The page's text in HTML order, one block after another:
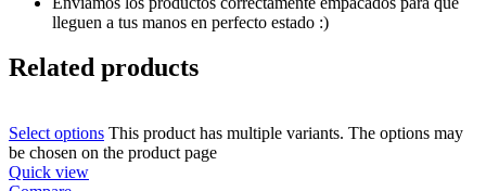
lleguen a tus manos en perfecto estado :)
Related products
Select options This product has multiple variants. The options may
be chosen on the product page
Quick view